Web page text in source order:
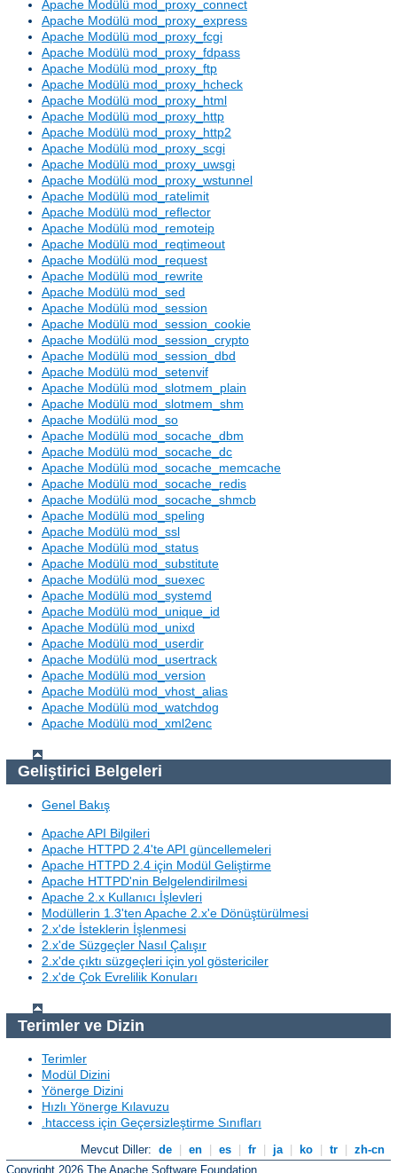
Apache Modülü mod_proxy_connect
Apache Modülü mod_proxy_express
Apache Modülü mod_proxy_fcgi
Apache Modülü mod_proxy_fdpass
Apache Modülü mod_proxy_ftp
Apache Modülü mod_proxy_hcheck
Apache Modülü mod_proxy_html
Apache Modülü mod_proxy_http
Apache Modülü mod_proxy_http2
Apache Modülü mod_proxy_scgi
Apache Modülü mod_proxy_uwsgi
Apache Modülü mod_proxy_wstunnel
Apache Modülü mod_ratelimit
Apache Modülü mod_reflector
Apache Modülü mod_remoteip
Apache Modülü mod_reqtimeout
Apache Modülü mod_request
Apache Modülü mod_rewrite
Apache Modülü mod_sed
Apache Modülü mod_session
Apache Modülü mod_session_cookie
Apache Modülü mod_session_crypto
Apache Modülü mod_session_dbd
Apache Modülü mod_setenvif
Apache Modülü mod_slotmem_plain
Apache Modülü mod_slotmem_shm
Apache Modülü mod_so
Apache Modülü mod_socache_dbm
Apache Modülü mod_socache_dc
Apache Modülü mod_socache_memcache
Apache Modülü mod_socache_redis
Apache Modülü mod_socache_shmcb
Apache Modülü mod_speling
Apache Modülü mod_ssl
Apache Modülü mod_status
Apache Modülü mod_substitute
Apache Modülü mod_suexec
Apache Modülü mod_systemd
Apache Modülü mod_unique_id
Apache Modülü mod_unixd
Apache Modülü mod_userdir
Apache Modülü mod_usertrack
Apache Modülü mod_version
Apache Modülü mod_vhost_alias
Apache Modülü mod_watchdog
Apache Modülü mod_xml2enc
Geliştirici Belgeleri
Genel Bakış
Apache API Bilgileri
Apache HTTPD 2.4'te API güncellemeleri
Apache HTTPD 2.4 için Modül Geliştirme
Apache HTTPD'nin Belgelendirilmesi
Apache 2.x Kullanıcı İşlevleri
Modüllerin 1.3'ten Apache 2.x'e Dönüştürülmesi
2.x'de İsteklerin İşlenmesi
2.x'de Süzgeçler Nasıl Çalışır
2.x'de çıktı süzgeçleri için yol göstericiler
2.x'de Çok Evrelilik Konuları
Terimler ve Dizin
Terimler
Modül Dizini
Yönerge Dizini
Hızlı Yönerge Kılavuzu
.htaccess için Geçersizleştirme Sınıfları
Mevcut Diller: de en es fr ja ko tr
zh-cn
Copyright 2026 The Apache Software Foundation.